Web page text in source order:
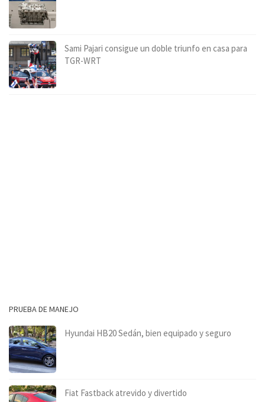
Sami Pajari consigue un doble triunfo en casa para
TGR-WRT
PRUEBA DE MANEJO
Hyundai HB20 Sedán, bien equipado y seguro
Fiat Fastback atrevido y divertido